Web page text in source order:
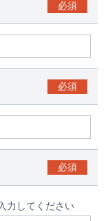
必須
必須
必須
力してください